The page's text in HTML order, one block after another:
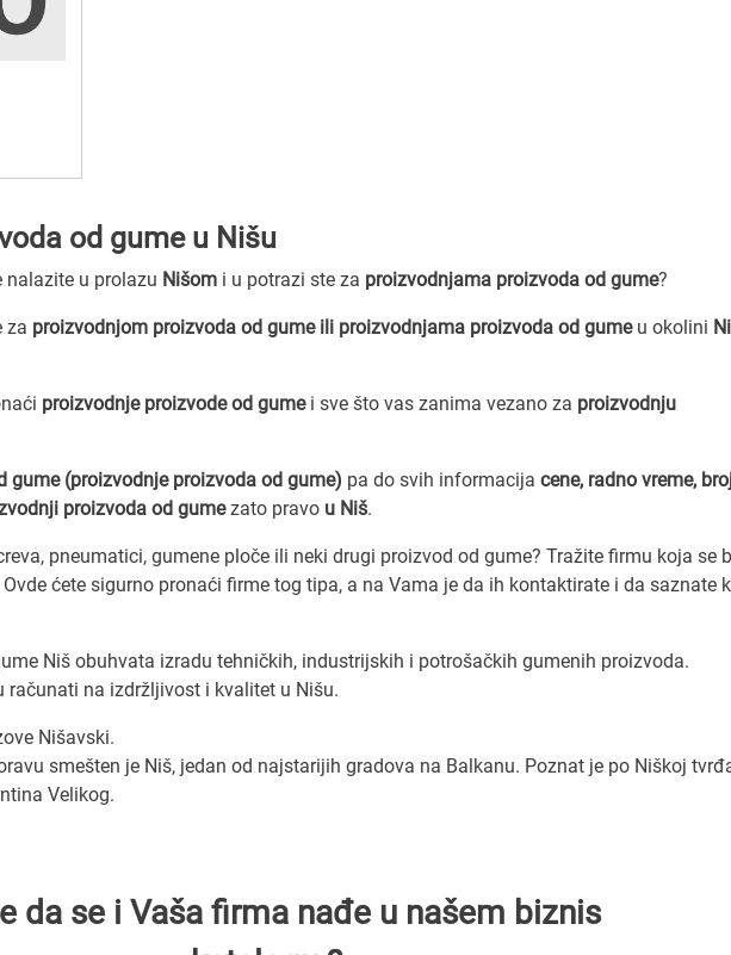
od gume u Nišu
nalazite u prolazu Nišom i u potrazi ste za proizvodnjama proizvoda od gume?
za proizvodnjom proizvoda od gume ili proizvodnjama proizvoda od gumeu okolini
proizvodnje proizvode od gumei sve što vas zanima vezano za proizvodnju
gume (proizvodnje proizvoda od gume) pa do svih informacija cene, radno vreme,
proizvoda od gumezato pravo u Niš.
pneumatici, gumene ploče ili neki drugi proizvod od gume? Tražite firmu koja se
ćete sigurno pronaći firme tog tipa, a na Vama je da ih kontaktirate i da saznate
Niš obuhvata izradu tehničkih, industrijskih i potrošačkih gumenih proizvoda.
računati na izdržljivost i kvalitet u Nišu.
Nišavski.
smešten je Niš, jedan od najstarijih gradova na Balkanu. Poznat je po Niškoj
Velikog.
da se i Vaša firma nađe u našem biznis